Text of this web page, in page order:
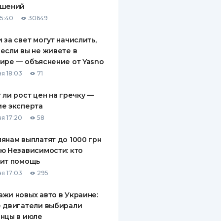
ПО
ПОЛИСЫ
КОМПАНИИ
30649
за свет могут начислить,
вы не живете в
— объяснение от Yasno
18:03 71
ли рост цен на гречку —
эксперта
17:20 58
выплатят до 1000 грн
Независимости: кто
помощь
17:03 295
новых авто в Украине:
двигатели выбирали
в июле